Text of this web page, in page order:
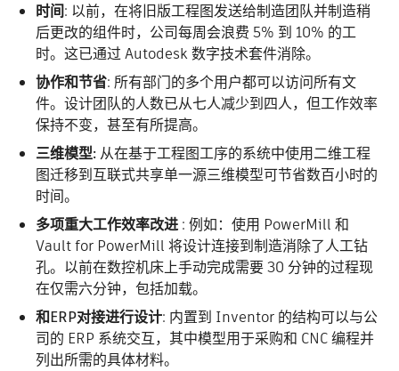
时间: 以前，在将旧版工程图发送给制造团队并制造稍
后更改的组件时，公司每周会浪费 5% 到 10% 的工
时。这已通过 Autodesk 数字技术套件消除。
协作和节省: 所有部门的多个用户都可以访问所有文
件。设计团队的人数已从七人减少到四人，但工作效率
保持不变，甚至有所提高。
三维模型:从在基于工程图工序的系统中使用二维工程
图迁移到互联式共享单一源三维模型可节省数百小时的
时间。
多项重大工作效率改进 : 例如：使用 PowerMill 和
Vault for PowerMill 将设计连接到制造消除了人工钻
孔。以前在数控机床上手动完成需要 30 分钟的过程现
在仅需六分钟，包括加载。
和ERP对接进行设计: 内置到 Inventor 的结构可以与公
司的 ERP 系统交互，其中模型用于采购和 CNC 编程并
列出所需的具体材料。